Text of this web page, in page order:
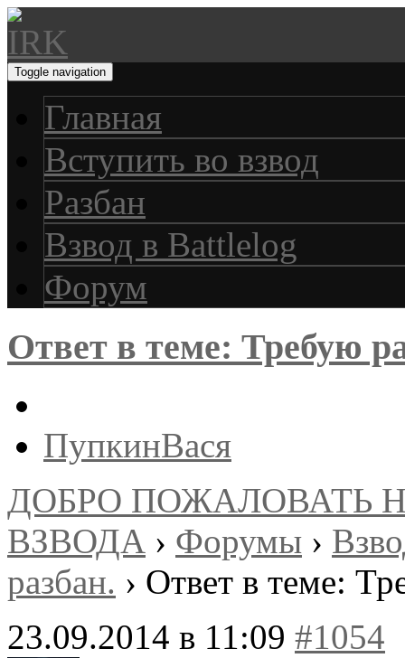
Toggle navigation
Главная
Вступить во взвод
Разбан
Взвод в Battlelog
Форум
Ответ в теме: Требую
ПупкинВася
ДОБРО ПОЖАЛОВАТЬ
ВЗВОДА › Форумы ›
разбан. › Ответ в теме:
23.09.2014 в 11:09 #1054